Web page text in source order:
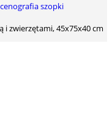
Scenografia szopki
i zwierzętami, 45x75x40 cm